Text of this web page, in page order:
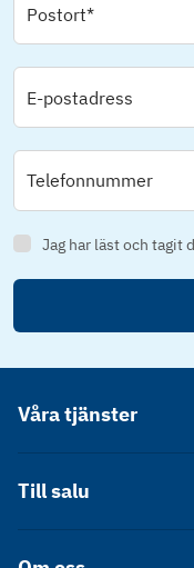
Postort*
E-postadress
Telefonnummer
Jag har läst och tagit
Våra tjänster
Försprång
Till salu